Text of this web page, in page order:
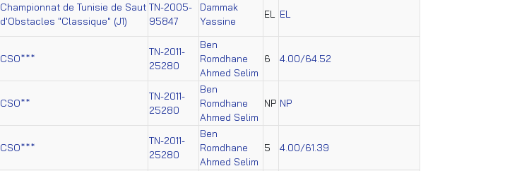
Championnat de Tunisie de Saut
d'Obstacles "Classique" (J1)
TN-2005-
95847
Dammak
Yassine
EL EL
CSO***
TN-2011-
25280
Ben
Romdhane
Ahmed Selim
6 4.00/64.52
CSO**
TN-2011-
25280
Ben
Romdhane
Ahmed Selim
NP NP
CSO***
TN-2011-
25280
Ben
Romdhane
Ahmed Selim
5 4.00/61.39